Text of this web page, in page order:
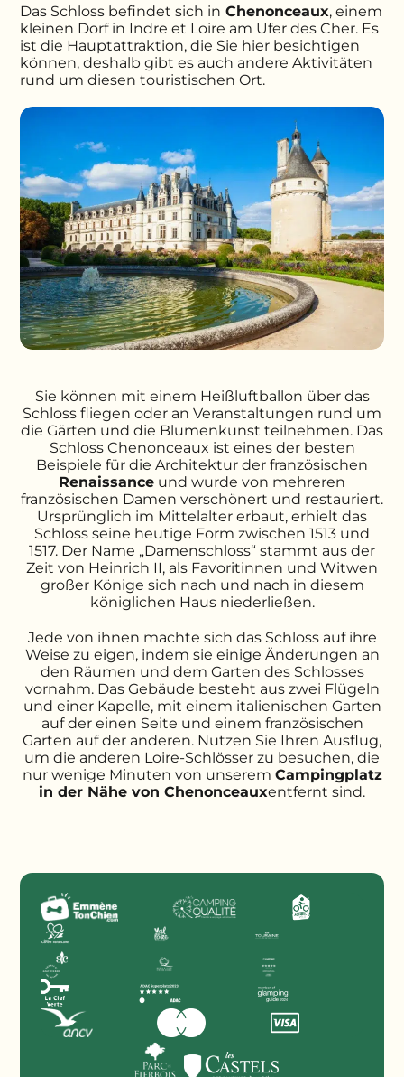
Das Schloss befindet sich in Chenonceaux, einem
kleinen Dorf in Indre et Loire am Ufer des Cher. Es
ist die Hauptattraktion, die Sie hier besichtigen
können, deshalb gibt es auch andere Aktivitäten
rund um diesen touristischen Ort.
Sie können mit einem Heißluftballon über das
Schloss fliegen oder an Veranstaltungen rund um
die Gärten und die Blumenkunst teilnehmen. Das
Schloss Chenonceaux ist eines der besten
Beispiele für die Architektur der französischen
Renaissance und wurde von mehreren
französischen Damen verschönert und restauriert.
Ursprünglich im Mittelalter erbaut, erhielt das
Schloss seine heutige Form zwischen 1513 und
1517. Der Name „Damenschloss“ stammt aus der
Zeit von Heinrich II, als Favoritinnen und Witwen
großer Könige sich nach und nach in diesem
königlichen Haus niederließen.
Jede von ihnen machte sich das Schloss auf ihre
Weise zu eigen, indem sie einige Änderungen an
den Räumen und dem Garten des Schlosses
vornahm. Das Gebäude besteht aus zwei Flügeln
und einer Kapelle, mit einem italienischen Garten
auf der einen Seite und einem französischen
Garten auf der anderen. Nutzen Sie Ihren Ausflug,
um die anderen Loire-Schlösser zu besuchen, die
nur wenige Minuten von unserem Campingplatz
in der Nähe von Chenonceauxentfernt sind.